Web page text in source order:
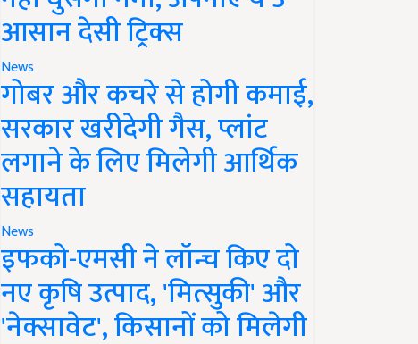
आसान देसी ट्रिक्स
News
गोबर और कचरे से होगी कमाई,
सरकार खरीदेगी गैस, प्लांट
लगाने के लिए मिलेगी आर्थिक
सहायता
News
इफको-एमसी ने लॉन्च किए दो
नए कृषि उत्पाद, 'मित्सुकी' और
'नेक्सावेट', किसानों को मिलेगी